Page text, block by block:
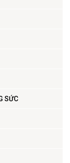
SỨC